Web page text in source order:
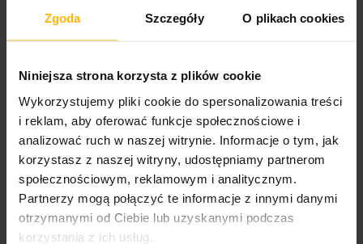
Zgoda Szczegóły O plikach cookies
Niniejsza strona korzysta z plików cookie
Wykorzystujemy pliki cookie do spersonalizowania treści
i reklam, aby oferować funkcje społecznościowe i
analizować ruch w naszej witrynie. Informacje o tym, jak
korzystasz z naszej witryny, udostępniamy partnerom
społecznościowym, reklamowym i analitycznym.
Partnerzy mogą połączyć te informacje z innymi danymi
otrzymanymi od Ciebie lub uzyskanymi podczas
korzystania z ich usług.
Album title:
Dominion
Media format
LP Orange
Cover format:
Gatefold Sleeve